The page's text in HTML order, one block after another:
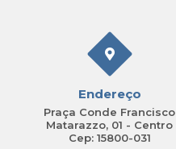
Endereço
Praça Conde Francisco
Matarazzo, 01 - Centro
Cep: 15800-031